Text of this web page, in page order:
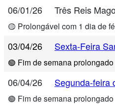
06/01/26 Três Reis
🟡 Prolongável com 1 dia de
03/04/26 Sexta-Feira
🟢 Fim de semana prolongado
06/04/26 Segunda-feira
🟢 Fim de semana prolongado